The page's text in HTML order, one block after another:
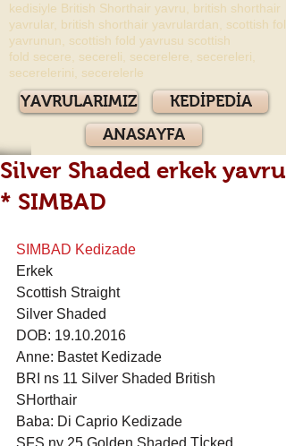
kedisiyle British Shorthair yavru, british shorthair
yavrular, british shorthair yavrulardan, scottish fold
yavrunun, scottish fold yavrusu scottish
fold secere, secereli, secerelere, secereleri,
secerelerini, secerelerle
YAVRULARIMIZ
KEDİPEDİA
ANASAYFA
Silver Shaded erkek yavru
* SIMBAD
SIMBAD Kedizade
Erkek
Scottish Straight
Silver Shaded
DOB: 19.10.2016
Anne: Bastet Kedizade
BRI ns 11 Silver Shaded British
SHorthair
Baba: Di Caprio Kedizade
SFS ny 25 Golden Shaded Tİcked